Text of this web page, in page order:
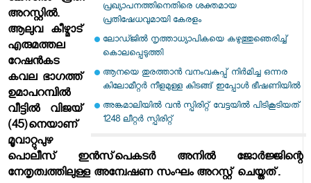
പ്രഖ്യാപനത്തിനെതിരെ ശക്തമായ
പ്രതിഷേധവുമായി കേരളം
ലോഡ്ജില്‍ നൃത്താധ്യാപികയെ കഴുത്തുഞെരിച്ച്
കൊലപ്പെടുത്തി
ആനയെ തുരത്താന്‍ വനംവകുപ്പ് നിര്‍മിച്ച ഒന്നര
കിലോമീറ്റര്‍ നീളമുള്ള കിടങ്ങ് ഇപ്പോള്‍ ഭീഷണിയില്‍
അങ്കമാലിയില്‍ വന്‍ സ്പിരിറ്റ് വേട്ടയില്‍ പിടികൂടിയത്
1248 ലീറ്റര്‍ സ്പിരിറ്റ്
അറസ്റ്റില്‍.
ആലുവ കീഴ്മാട്
എരുമത്തല
റേഷന്‍കട
കവല ഭാഗത്ത്
ഉമാപറമ്പില്‍
വീട്ടില്‍ വിജയ്
(45)നെയാണ്
മൂവാറ്റുപുഴ
പൊലീസ് ഇന്‍സ്‌പെകടര്‍ അനില്‍ ജോര്‍ജ്ജിന്റെ
നേതൃത്വത്തിലുള്ള അന്വേഷണ സംഘം അറസ്റ്റ് ചെയ്തത്.